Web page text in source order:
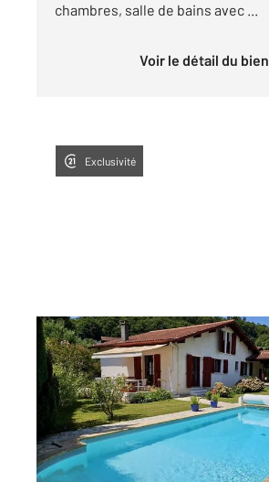
chambres, salle de bains avec ...
Voir le détail du bien
Exclusivité
ASCAIN 64
120 m2, 6 pièces
Ref : 852
Maison à vendre
699 000 €